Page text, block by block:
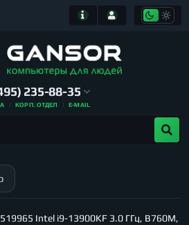
235-88-35
КОРП. ОТДЕЛ E-MAIL
Intel i9-13900KF 3.0 ГГц, B760M,